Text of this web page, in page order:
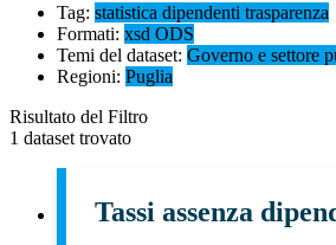
Tag: statistica dipendenti trasparenza
Formati: xsd ODS
Temi del dataset: Governo e settore
Regioni: Puglia
Risultato del Filtro
1 dataset trovato
Tassi assenza